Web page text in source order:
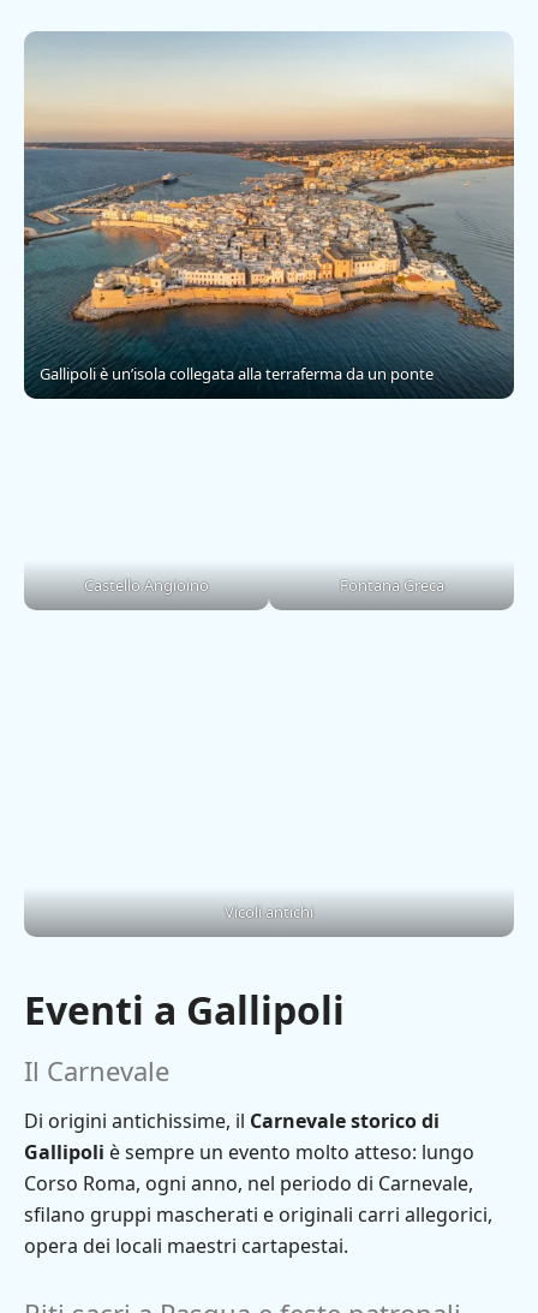
Gallipoli è un’isola collegata alla terraferma da un ponte
Castello Angioino Fontana Greca
Vicoli antichi
Eventi a Gallipoli
Il Carnevale
Di origini antichissime, il Carnevale storico di
Gallipoli è sempre un evento molto atteso: lungo
Corso Roma, ogni anno, nel periodo di Carnevale,
sfilano gruppi mascherati e originali carri allegorici,
opera dei locali maestri cartapestai.